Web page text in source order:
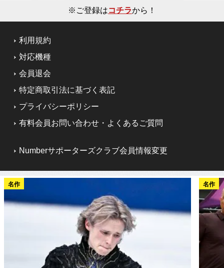
※ご登録はコチラから！
利用規約
対応機種
会員退会
特定商取引法に基づく表記
プライバシーポリシー
有料会員お問い合わせ・よくあるご質問
Numberサポーターズクラブ会員情報変更
名作 名作